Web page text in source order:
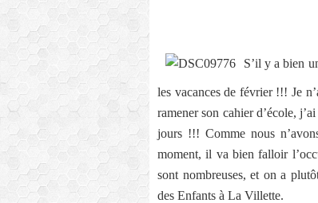
S’il y a bien
les vacances de février !!! Je
ramener son cahier d’école,
jours !!! Comme nous
moment, il va bien falloir
sont nombreuses, et on a
des Enfants à La Villette.